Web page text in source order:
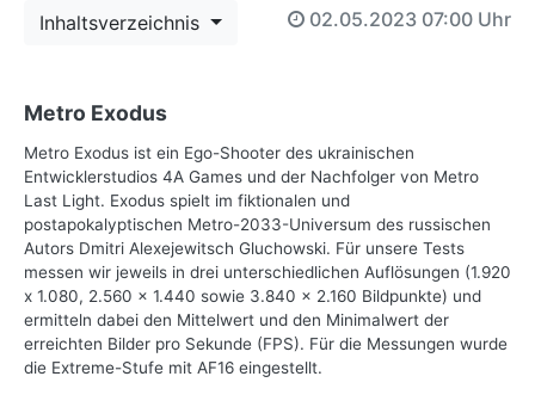
Inhaltsverzeichnis 02.05.2023 07:00 Uhr
Metro Exodus
Metro Exodus ist ein Ego-Shooter des ukrainischen
Entwicklerstudios 4A Games und der Nachfolger von Metro
Last Light. Exodus spielt im fiktionalen und
postapokalyptischen Metro-2033-Universum des russischen
Autors Dmitri Alexejewitsch Gluchowski. Für unsere Tests
messen wir jeweils in drei unterschiedlichen Auflösungen (1.920
x 1.080, 2.560 x 1.440 sowie 3.840 x 2.160 Bildpunkte) und
ermitteln dabei den Mittelwert und den Minimalwert der
erreichten Bilder pro Sekunde (FPS). Für die Messungen wurde
die Extreme-Stufe mit AF16 eingestellt.